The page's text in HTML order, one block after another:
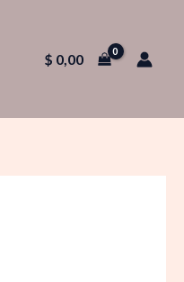
$ 0,00